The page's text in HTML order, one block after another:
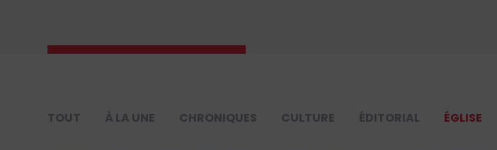
TOUT À LA UNE CHRONIQUES CULTURE ÉDITORIAL ÉGLISE